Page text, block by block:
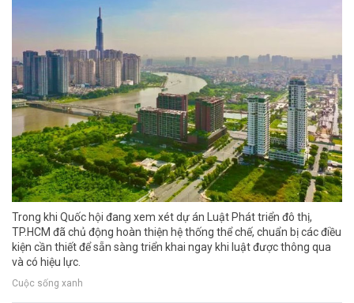
Trong khi Quốc hội đang xem xét dự án Luật Phát triển đô thị,
TP.HCM đã chủ động hoàn thiện hệ thống thể chế, chuẩn bị các điều
kiện cần thiết để sẵn sàng triển khai ngay khi luật được thông qua
và có hiệu lực.
Cuộc sống xanh